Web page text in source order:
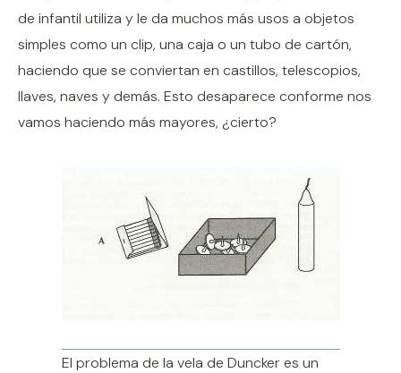
de infantil utiliza y le da muchos más usos a objetos
simples como un clip, una caja o un tubo de cartón,
haciendo que se conviertan en castillos, telescopios,
llaves, naves y demás. Esto desaparece conforme nos
vamos haciendo más mayores, ¿cierto?
El problema de la vela de Duncker es un